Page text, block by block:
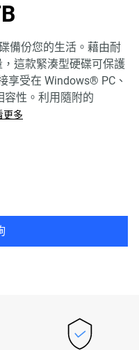
備份您的生活。藉由耐
，這款緊湊型硬碟可保護
享受在 Windows® PC、
容性。利用隨附的
更多